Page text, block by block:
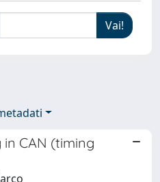
CAN (timing